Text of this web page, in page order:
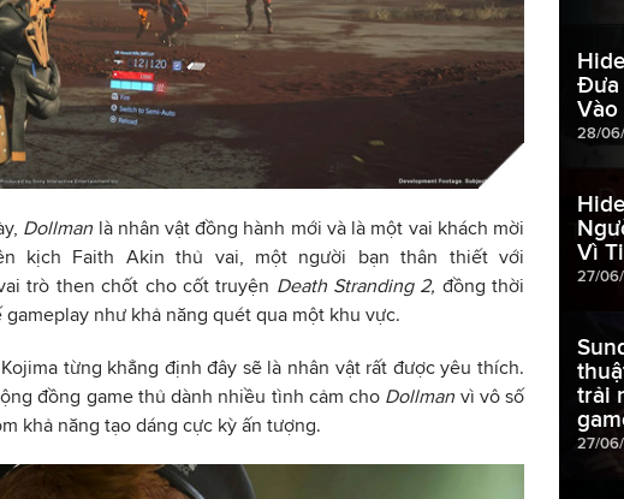
Dollman là nhân vật đồng hành mới và là một vai khách mời
kịch Faith Akin thủ vai, một người bạn thân thiết với
trò then chốt cho cốt truyện Death Stranding 2, đồng thời
như khả năng quét qua một khu vực.
từng khẳng định đây sẽ là nhân vật rất được yêu thích.
đồng game thủ dành nhiều tình cảm cho Dollman vì vô số
khả năng tạo dáng cực kỳ ấn tượng.
Đưa
Vào
28/
Vì
27/
trải
27/